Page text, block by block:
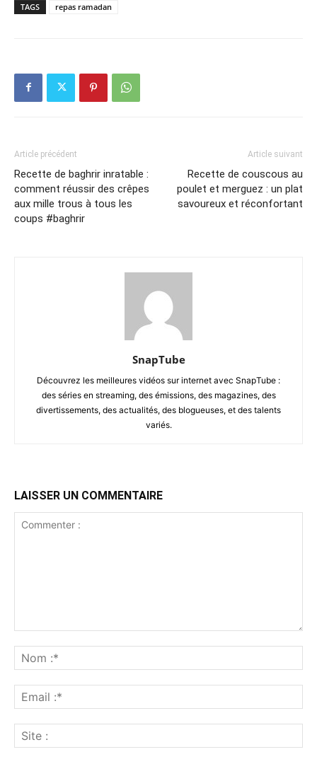
TAGS repas ramadan
Article précédent
Recette de baghrir inratable :
comment réussir des crêpes
aux mille trous à tous les
coups #baghrir
Article suivant
Recette de couscous au
poulet et merguez : un plat
savoureux et réconfortant
SnapTube
Découvrez les meilleures vidéos sur internet avec SnapTube :
des séries en streaming, des émissions, des magazines, des
divertissements, des actualités, des blogueuses, et des talents
variés.
LAISSER UN COMMENTAIRE